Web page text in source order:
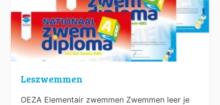
Leszwemmen
OEZA Elementair zwemmen Zwemmen leer je